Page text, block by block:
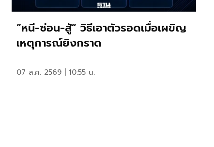
“หนี-ซ่อน-สู้” วิธีเอาตัวรอดเมื่อเผขิญ
เหตุการณ์ยิงกราด
07 ส.ค. 2569 | 10:55 น.